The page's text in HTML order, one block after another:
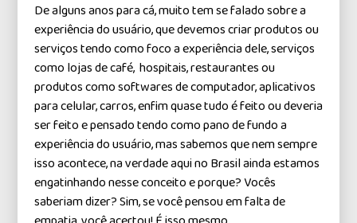
De alguns anos para cá, muito tem se falado sobre a
experiência do usuário, que devemos criar produtos ou
serviços tendo como foco a experiência dele, serviços
como lojas de café, hospitais, restaurantes ou
produtos como softwares de computador, aplicativos
para celular, carros, enfim quase tudo é feito ou deveria
ser feito e pensado tendo como pano de fundo a
experiência do usuário, mas sabemos que nem sempre
isso acontece, na verdade aqui no Brasil ainda estamos
engatinhando nesse conceito e porque? Vocês
saberiam dizer? Sim, se você pensou em falta de